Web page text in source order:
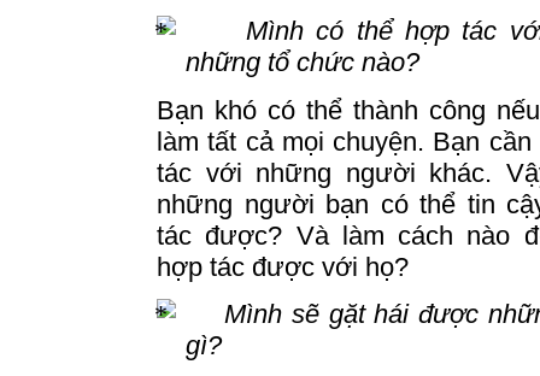
Mình có thể hợp tác
những tổ chức nào?
Bạn khó có thể thành công
làm tất cả mọi chuyện. Bạn
tác với những người khác.
những người bạn có thể tin
tác được? Và làm cách nào
hợp tác được với họ?
Mình sẽ gặt hái được
gì?